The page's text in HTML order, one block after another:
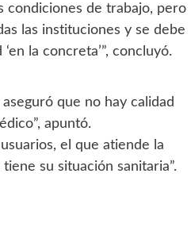
condiciones de trabajo, pero
las instituciones y se debe
la concreta’”, concluyó.
que no hay calidad
apuntó.
el que atiende la
su situación sanitaria”.